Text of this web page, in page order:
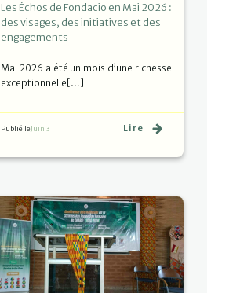
Les Échos de Fondacio en Mai 2026 :
des visages, des initiatives et des
engagements
Mai 2026 a été un mois d’une richesse
exceptionnelle[…]
Publié leJuin 3 Lire